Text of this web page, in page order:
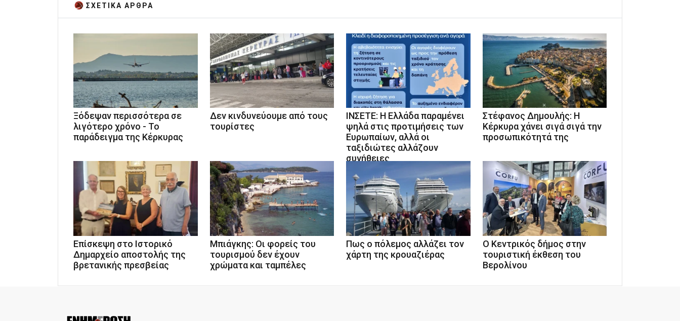
ΣΧΕΤΙΚA AΡΘΡΑ
Ξόδεψαν περισσότερα σε
λιγότερο χρόνο - Το
παράδειγμα της Κέρκυρας
Δεν κινδυνεύουμε από τους
τουρίστες
ΙΝΣΕΤΕ: Η Ελλάδα παραμένει
ψηλά στις προτιμήσεις των
Ευρωπαίων, αλλά οι
ταξιδιώτες αλλάζουν
συνήθειες
Στέφανος Δημουλής: Η
Κέρκυρα χάνει σιγά σιγά την
προσωπικότητά της
Επίσκεψη στο Ιστορικό
Δημαρχείο αποστολής της
βρετανικής πρεσβείας
Μπιάγκης: Οι φορείς του
τουρισμού δεν έχουν
χρώματα και ταμπέλες
Πως ο πόλεμος αλλάζει τον
χάρτη της κρουαζιέρας
Ο Κεντρικός δήμος στην
τουριστική έκθεση του
Βερολίνου